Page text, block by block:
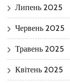
Липень 2025
Червень 2025
Травень 2025
Квітень 2025